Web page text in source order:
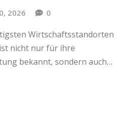
2026 0
Wirtschaftsstandorten
nicht nur für ihre
bekannt, sondern auch…